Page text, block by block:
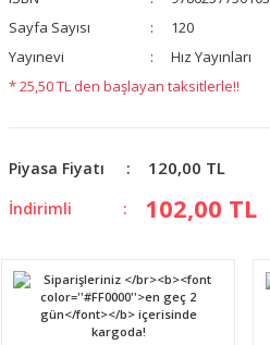
Sayfa Sayısı
120
Yayınevi
Hız Yayınları
* 25,50 TL den başlayan taksitlerle!!
Piyasa Fiyatı 120,00 TL
İndirimli 102,00 TL